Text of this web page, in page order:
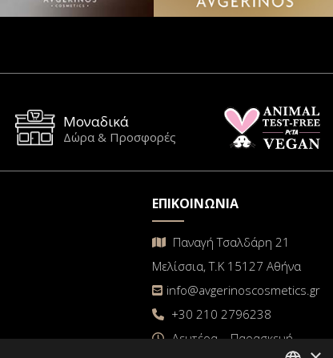
Μοναδικά
Δώρα & Προσφορές
ΕΠΙΚΟΙΝΩΝΙΑ
Παναγή Τσαλδάρη 21
Μελίσσια, Τ.Κ 15127 Αθήνα
info@avgerinoscosmetics.gr
+30 210 2796238
Δευτέρα – Παρασκευή